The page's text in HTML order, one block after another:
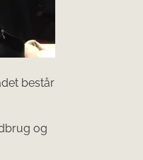
består
og